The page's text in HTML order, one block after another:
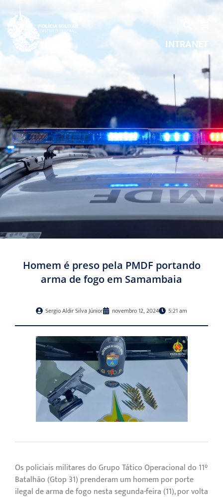
INTRANET
Homem é preso pela PMDF portando
arma de fogo em Samambaia
Sergio Aldir Silva Júnior novembro 12, 2024 5:21 am
Os policiais militares do Grupo Tático Operacional do 11°
Batalhão (Gtop 31) prenderam um homem por porte
ilegal de arma de fogo nesta segunda-feira (11), por volta